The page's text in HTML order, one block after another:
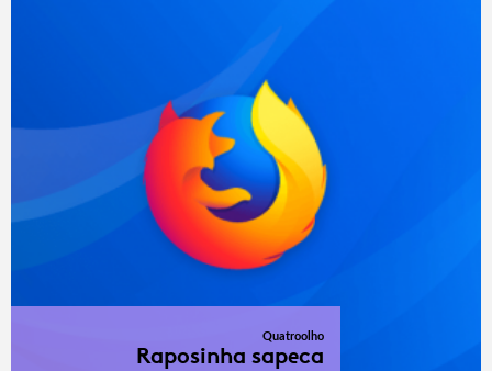
Quatroolho
Raposinha sapeca